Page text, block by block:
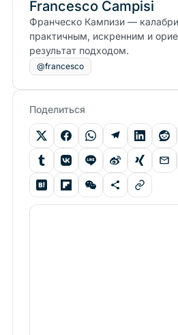
Francesco Campisi
Франческо Кампизи —
практичным, искренним и
результат подходом.
@francesco
Поделиться